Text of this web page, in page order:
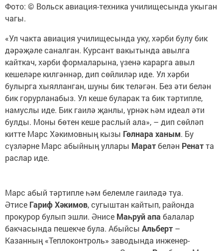
Фото: © Вольск авиация-техника училищесында укыган
чагы.
«Ул чакта авиация училищесында уку, хәрби булу бик
дәрәҗәле саналган. Курсант вакытында авылга
кайткач, хәрби формаларына, үзенә карарга авыл
кешеләре килгәннәр, дип сөйлиләр иде. Ул хәрби
булырга хыялланган, шуны бик теләгән. Без әти белән
бик горурланабыз. Ул кеше буларак та бик тәртипле,
намуслы иде. Бик гаилә җанлы, үрнәк һәм идеал әти
булды. Моны бөтен кеше раслый ала», – дип сөйләп
китте Марс Хәкимовның кызы Гөлнара ханым. Бу
сүзләрне Марс абыйның уллары Маратбелән Ренатта
раслар иде.
Марс абый тәртипле һәм белемле гаиләдә туа.
Әтисе Гариф Хәкимов, сугыштан кайтып, районда
прокурор булып эшли. Әнисе Маһруй апа балалар
бакчасында пешекче була. Абыйсы Альберт –
Казанның «Теплоконтроль» заводында инженер-